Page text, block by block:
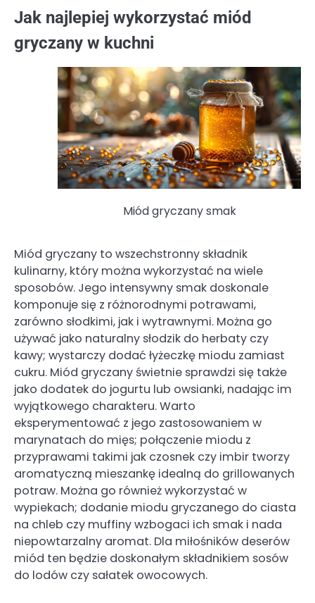
Jak najlepiej wykorzystać miód
gryczany w kuchni
Miód gryczany smak
Miód gryczany to wszechstronny składnik
kulinarny, który można wykorzystać na wiele
sposobów. Jego intensywny smak doskonale
komponuje się z różnorodnymi potrawami,
zarówno słodkimi, jak i wytrawnymi. Można go
używać jako naturalny słodzik do herbaty czy
kawy; wystarczy dodać łyżeczkę miodu zamiast
cukru. Miód gryczany świetnie sprawdzi się także
jako dodatek do jogurtu lub owsianki, nadając im
wyjątkowego charakteru. Warto
eksperymentować z jego zastosowaniem w
marynatach do mięs; połączenie miodu z
przyprawami takimi jak czosnek czy imbir tworzy
aromatyczną mieszankę idealną do grillowanych
potraw. Można go również wykorzystać w
wypiekach; dodanie miodu gryczanego do ciasta
na chleb czy muffiny wzbogaci ich smak i nada
niepowtarzalny aromat. Dla miłośników deserów
miód ten będzie doskonałym składnikiem sosów
do lodów czy sałatek owocowych.